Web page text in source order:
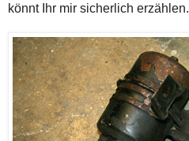
könnt Ihr mir sicherlich erzählen.